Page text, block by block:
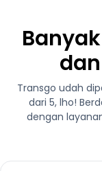
Transgo udah
dari 5, lho!
dengan